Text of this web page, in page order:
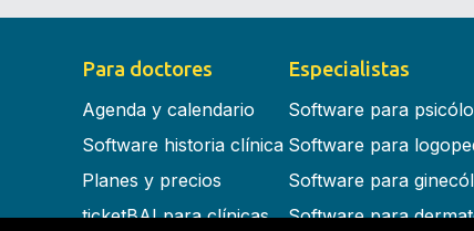
Para doctores
Agenda y calendario
Software historia clínica
Planes y precios
ticketBAI para clínicas
Especialistas
Software para
Software para
Software para
Software para